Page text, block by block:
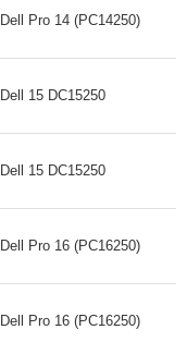
Dell Pro 14 (PC14250)
Dell 15 DC15250
Dell 15 DC15250
Dell Pro 16 (PC16250)
Dell Pro 16 (PC16250)